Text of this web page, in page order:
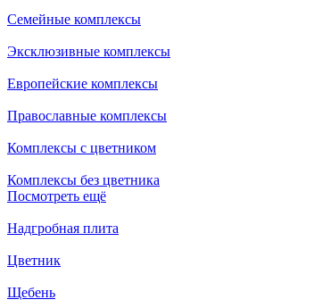
Семейные комплексы
Эксклюзивные комплексы
Европейские комплексы
Православные комплексы
Комплексы с цветником
Комплексы без цветника
Посмотреть ещё
Надгробная плита
Цветник
Щебень